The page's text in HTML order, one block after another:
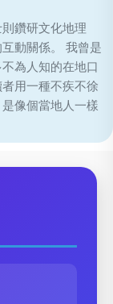
鑽研文化地理
動關係。 我曾是
為人知的在地口
用一種不疾不徐
像個當地人一樣